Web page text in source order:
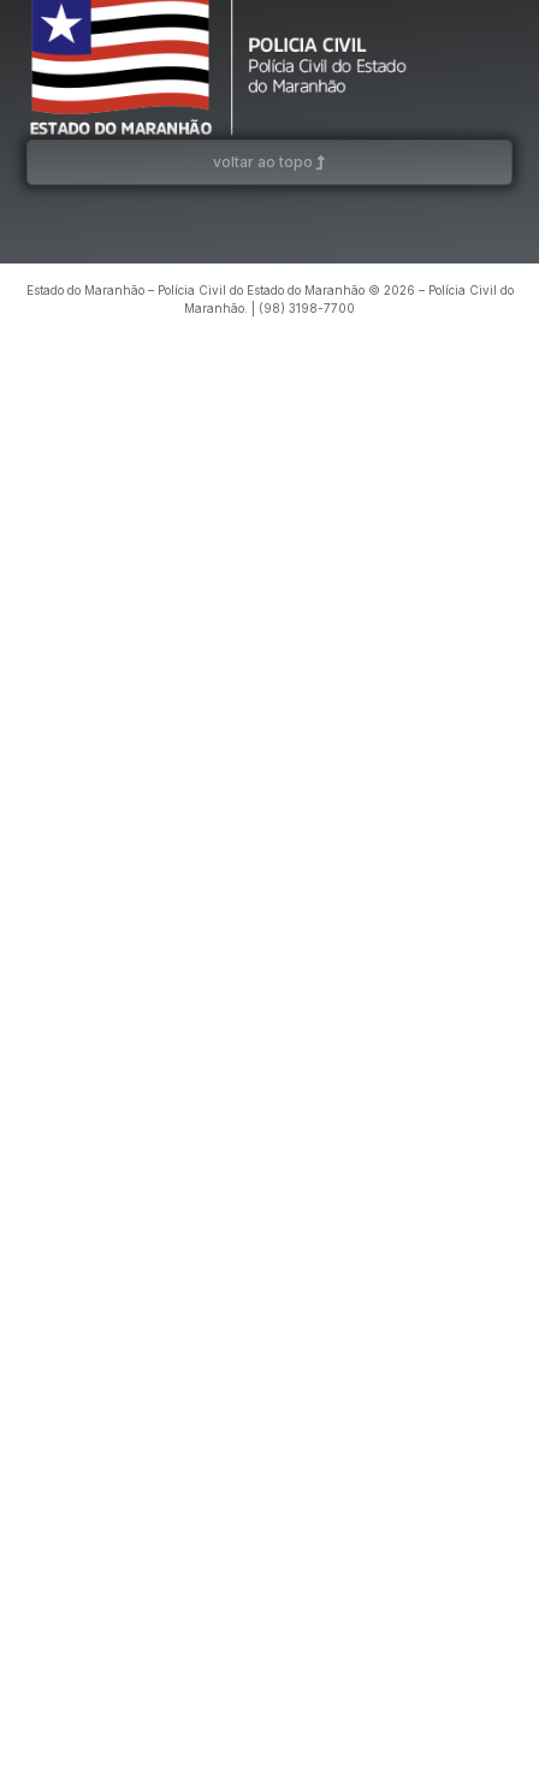
voltar ao topo
Estado do Maranhão – Polícia Civil do Estado do Maranhão © 2026 – Polícia Civil do
Maranhão. | (98) 3198-7700